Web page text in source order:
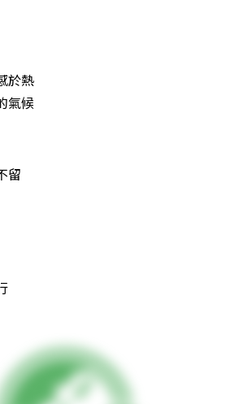
於熱
氣候
留